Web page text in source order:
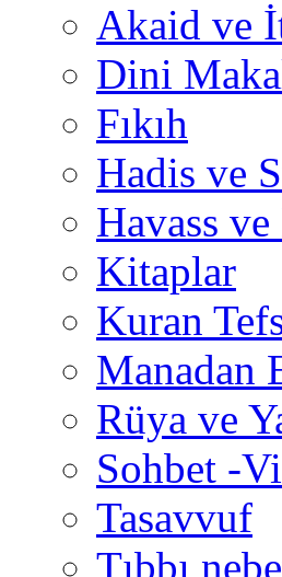
Akaid ve
Dini
Fıkıh
Hadis ve
Havass
Kitaplar
Kuran
Manadan
Rüya ve
Sohbet -
Tasavvuf
Tıbbı